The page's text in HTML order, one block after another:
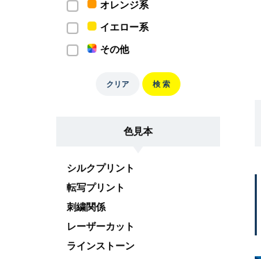
オレンジ系
イエロー系
その他
クリア 検 索
色見本
シルクプリント
転写プリント
刺繍関係
レーザーカット
ラインストーン